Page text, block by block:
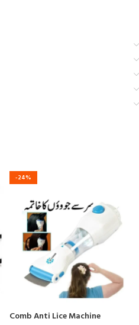
-24%
Comb Anti Lice Machine